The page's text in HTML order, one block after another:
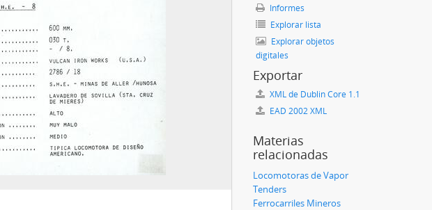
Informes
Explorar lista
Explorar objetos
digitales
Exportar
XML de Dublin Core 1.1
EAD 2002 XML
Materias
relacionadas
Locomotoras de Vapor
Tenders
Ferrocarriles Mineros